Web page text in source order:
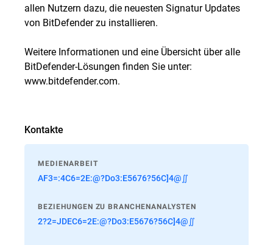
allen Nutzern dazu, die neuesten Signatur Updates
von BitDefender zu installieren.
Weitere Informationen und eine Übersicht über alle
BitDefender-Lösungen finden Sie unter:
www.bitdefender.com.
Kontakte
MEDIENARBEIT
AF3=:4C6=2E:@?Do3:E5676?56C]4@∬
BEZIEHUNGEN ZU BRANCHENANALYSTEN
2?2=JDEC6=2E:@?Do3:E5676?56C]4@∬